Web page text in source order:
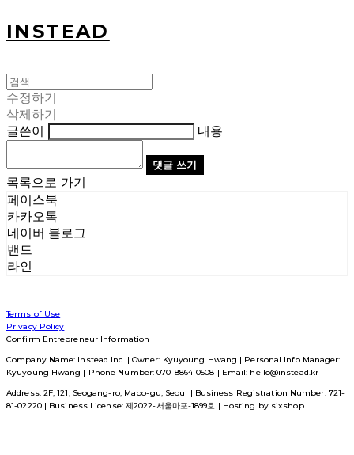
INSTEAD
수정하기
삭제하기
글쓴이
내용
댓글 쓰기
목록으로 가기
페이스북
카카오톡
네이버 블로그
밴드
라인
Terms of Use
Privacy Policy
Confirm Entrepreneur Information
Company Name: Instead Inc. | Owner: Kyuyoung Hwang | Personal Info Manager:
Kyuyoung Hwang | Phone Number: 070-8864-0508 | Email: hello@instead.kr
Address: 2F, 121, Seogang-ro, Mapo-gu, Seoul | Business Registration Number: 721-
81-02220| Business License: 제2022-서울마포-1899호 | Hosting by sixshop